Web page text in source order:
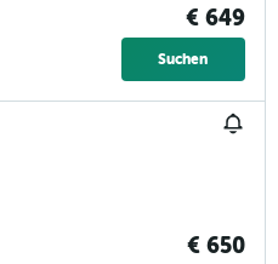
€ 649
Suchen
€ 650